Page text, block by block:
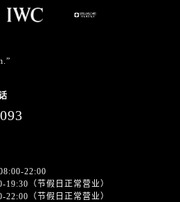
22:00
19:30（节假日正常营业）
22:00（节假日正常营业）